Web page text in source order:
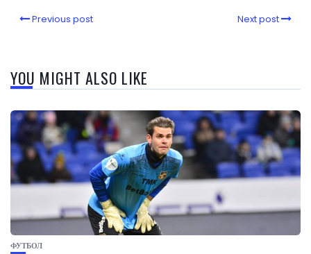
Previous post Next post
YOU MIGHT ALSO LIKE
ФУТБОЛ